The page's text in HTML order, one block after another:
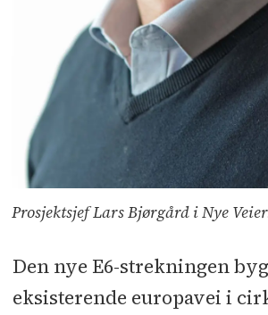
Prosjektsjef Lars Bjørgård i Nye
Den nye E6-strekningen
eksisterende europavei i